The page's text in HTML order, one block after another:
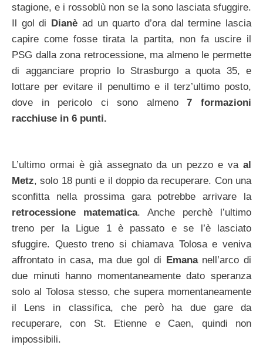
stagione, e i rossoblù non se la sono lasciata sfuggire.
Il gol di Dianè ad un quarto d’ora dal termine lascia
capire come fosse tirata la partita, non fa uscire il
PSG dalla zona retrocessione, ma almeno le permette
di agganciare proprio lo Strasburgo a quota 35, e
lottare per evitare il penultimo e il terz’ultimo posto,
dove in pericolo ci sono almeno7 formazioni
racchiuse in 6 punti.
L’ultimo ormai è già assegnato da un pezzo e va al
Metz, solo 18 punti e il doppio da recuperare. Con una
sconfitta nella prossima gara potrebbe arrivare la
retrocessione matematica. Anche perchè l’ultimo
treno per la Ligue 1 è passato e se l’è lasciato
sfuggire. Questo treno si chiamava Tolosa e veniva
affrontato in casa, ma due gol di
Emana nell’arco di
due minuti hanno momentaneamente dato speranza
solo al Tolosa stesso, che supera momentaneamente
il Lens in classifica, che però ha due gare da
recuperare, con St. Etienne e Caen, quindi non
impossibili.